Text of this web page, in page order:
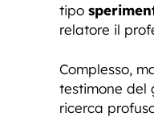
tipo
relatore il
Complesso,
testimone del
ricerca